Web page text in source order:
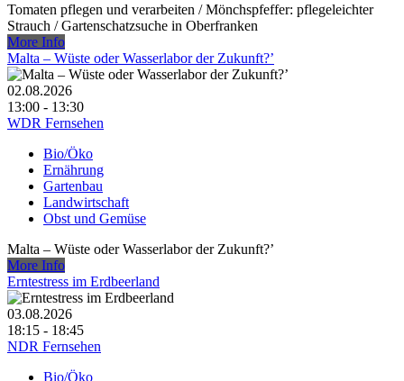
Tomaten pflegen und verarbeiten /​ Mönchspfeffer: pflegeleichter
Strauch /​ Gartenschatzsuche in Oberfranken
More Info
Malta – Wüste oder Wasserlabor der Zukunft?’
02.08.2026
13:00 - 13:30
WDR Fernsehen
Bio/Öko
Ernährung
Gartenbau
Landwirtschaft
Obst und Gemüse
Malta – Wüste oder Wasserlabor der Zukunft?’
More Info
Erntestress im Erdbeerland
03.08.2026
18:15 - 18:45
NDR Fernsehen
Bio/Öko